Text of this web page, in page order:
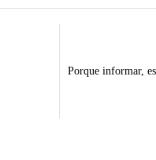
Porque informar,